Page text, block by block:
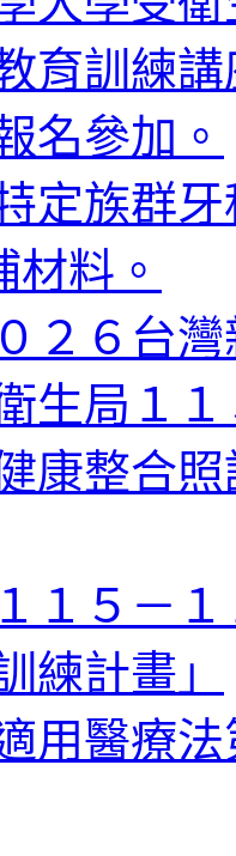
育訓練
名參加。
定族群
料。
２６台
生局１
康整合
１５－
練計畫」
用醫療